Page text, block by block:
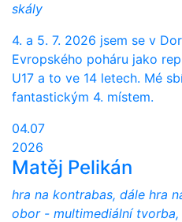
skály
4. a 5. 7. 2026 jsem se v
Evropského poháru jako
U17 a to ve 14 letech. Mé
fantastickým 4. místem.
04.07
2026
Matěj Pelikán
hra na kontrabas, dále hra
obor - multimediální